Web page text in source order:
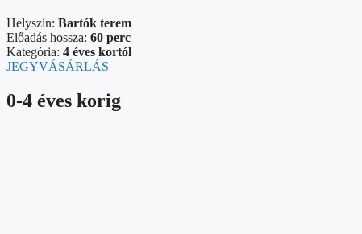
Helyszín: Bartók terem
Előadás hossza: 60 perc
Kategória: 4 éves kortól
JEGYVÁSÁRLÁS
0-4 éves korig